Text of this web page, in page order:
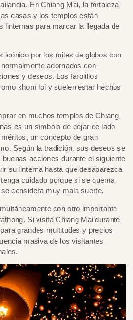
En Chiang Mai, la fortaleza
casas y los templos están
linternas para marcar la llegada de
icónico por los miles de globos con
adornados con
y deseos. Los farolillos
khom loi y suelen estar hechos
en muchos templos de Chiang
es un símbolo de dejar de lado
un concepto de gran
Según la tradición, sus deseos se
acciones durante el siguiente
su linterna hasta que desaparezca
cuidado porque si se quema
considera muy mala suerte.
con otro importante
Si visita Chiang Mai durante
grandes multitudes y precios
masiva de los visitantes